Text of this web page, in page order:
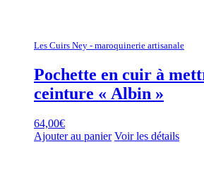
Les Cuirs Ney - maroquinerie artisanale
Pochette en cuir à
ceinture « Albin »
64,00€
Ajouter au panier Voir les détails